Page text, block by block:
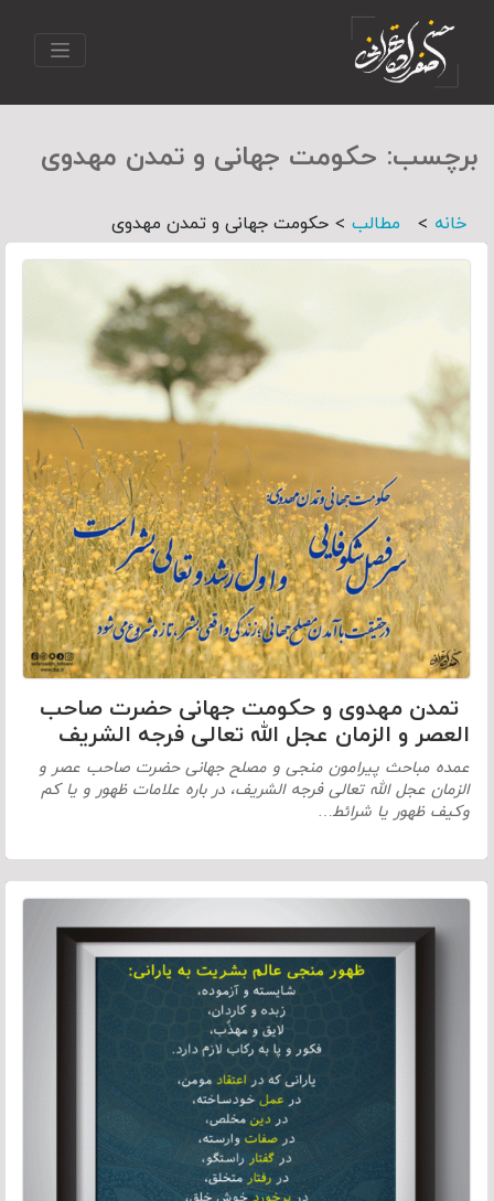
برچسب: حکومت جهانی و تمدن مهدوی
خانه > مطالب > حکومت جهانی و تمدن مهدوی
تمدن مهدوی و حکومت جهانی حضرت صاحب
العصر و الزمان عجل الله تعالی فرجه الشریف
عمده مباحث پیرامون منجی و مصلح جهانی حضرت صاحب عصر و
الزمان عجل الله تعالی فرجه الشریف، در باره علامات ظهور و یا کم
وکیف ظهور یا شرائط…